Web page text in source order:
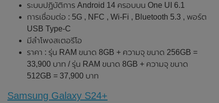
ระบบปฏิบัติการ Android 14 ครอบบน One UI 6.1
การเชื่อมต่อ : 5G , NFC , Wi-Fi , Bluetooth 5.3 , พอร์ต
USB Type-C
มีลำโพงสเตอรีโอ
ราคา : รุ่น RAM ขนาด 8GB + ความจุ ขนาด 256GB =
33,900 บาท / รุ่น RAM ขนาด 8GB + ความจุ ขนาด
512GB = 37,900 บาท
Samsung Galaxy S24+